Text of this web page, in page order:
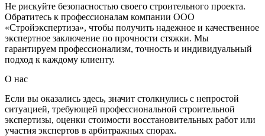
Не рискуйте безопасностью своего строительного проекта.
Обратитесь к профессионалам компании ООО
«Стройэкспертиза», чтобы получить надежное и качественное
экспертное заключение по прочности стяжки. Мы
гарантируем профессионализм, точность и индивидуальный
подход к каждому клиенту.
О нас
Если вы оказались здесь, значит столкнулись с непростой
ситуацией, требующей профессиональной строительной
экспертизы, оценки стоимости восстановительных работ или
участия экспертов в арбитражных спорах.